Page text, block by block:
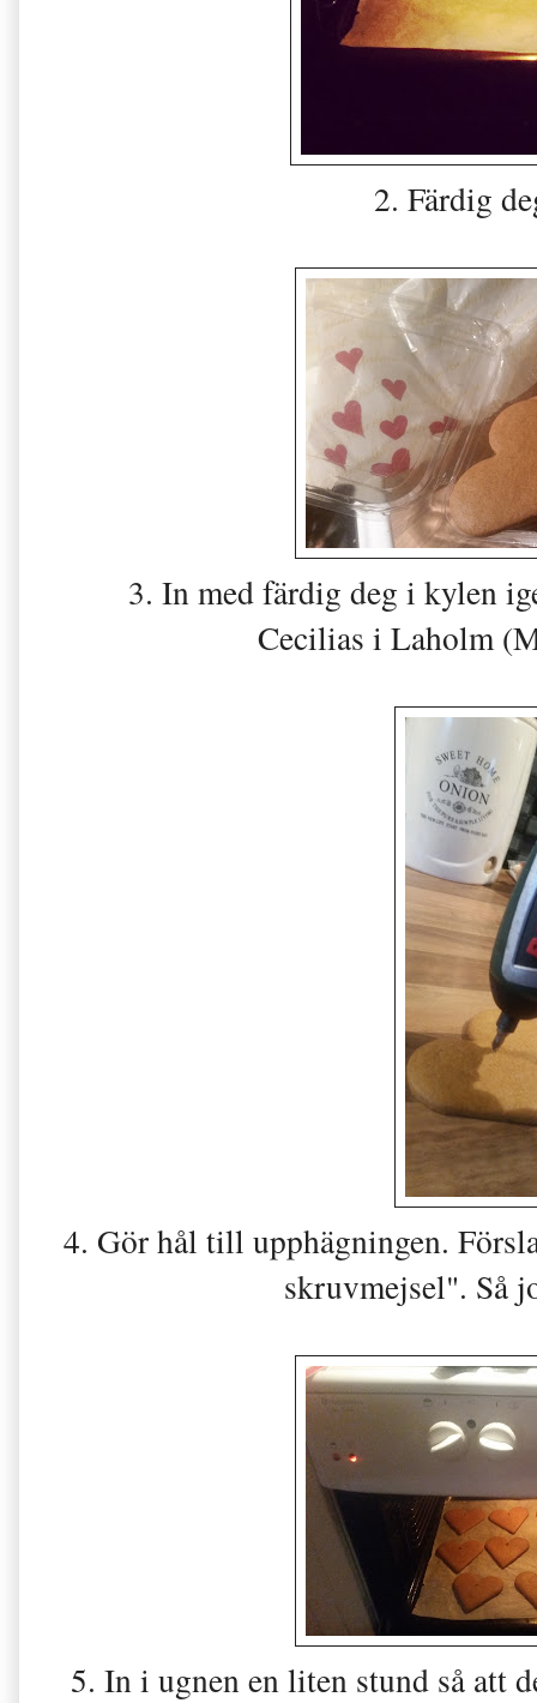
2. Färdig
3. In med färdig deg i kylen
Cecilias i Laholm
4. Gör hål till upphägningen.
skruvmejsel". Så
5. In i ugnen en liten stund så att